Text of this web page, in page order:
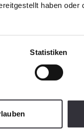
haben
Statistiken